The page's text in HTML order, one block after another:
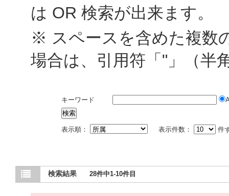
は OR 検索が出来ます。
※ スペースを含めた複数
場合は、引用符「"」（半
キーワード
表示順： 表示件数： 件
検索結果 28件中1-10件目